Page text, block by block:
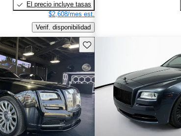
El precio incluye tasas
$2,608/mes est.
Verif. disponibilidad
Guarda este Aviso